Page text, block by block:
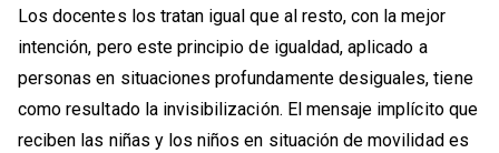
Los docentes los tratan igual que al resto, con la mejor
intención, pero este principio de igualdad, aplicado a
personas en situaciones profundamente desiguales, tiene
como resultado la invisibilización. El mensaje implícito que
reciben las niñas y los niños en situación de movilidad es